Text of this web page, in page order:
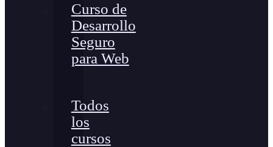
Curso de
Desarrollo
Seguro
para Web
Todos
los
cursos